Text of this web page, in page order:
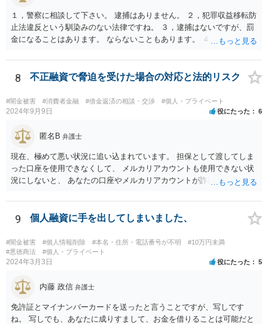
１，警察に相談して下さい。 逮捕はありません。 ２，犯罪収益移転防
止法違反という馴染みのない法律ですね。 ３，逮捕はないですが、罰
金になることはあります。 ならないこともあります。 ４，警察に自主
8 不正融資で脅迫を受けた場合の対応と法的リスク
#闇金被害 #消費者金融 #借金返済の相談・交渉 #個人・プライベート
2024年9月9日 役にたった 6
匿名B 弁護士
現在、極めて悪い状況に追い込まれています。 担保として渡してしま
った口座を使用できなくして、 メルカリアカウントも使用できない状
況にしないと、 あなたの口座やメルカリアカウントが詐欺や闇金の取
容疑で警察の調べを受けたり、第三者から損害賠償請求をされるなど
の過酷な状況へと追い込まれていきます。 警察や、金融機関、メルカ
9 個人融資に手を出してしまいました、
#闇金被害 #個人情報削除 #本名・住所・電話番号が不明
#10万円未満
#悪徳商法
#個人・プライベート
2024年3月3日 役にたった 5
内藤 政信 弁護士
免許証とマイナンバーカードを送ったと言うことですが、写しです
ね。 写しでも、あなたに成りすまして、お金を借りることは可能だと